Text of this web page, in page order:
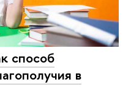
способ
в